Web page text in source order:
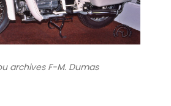
archivesF-M. Dumas